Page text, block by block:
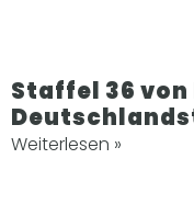
Staffel 36 von
Weiterlesen »